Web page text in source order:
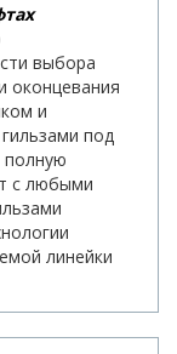
выбора
оконцевания
и
под
полную
с любыми
линейки